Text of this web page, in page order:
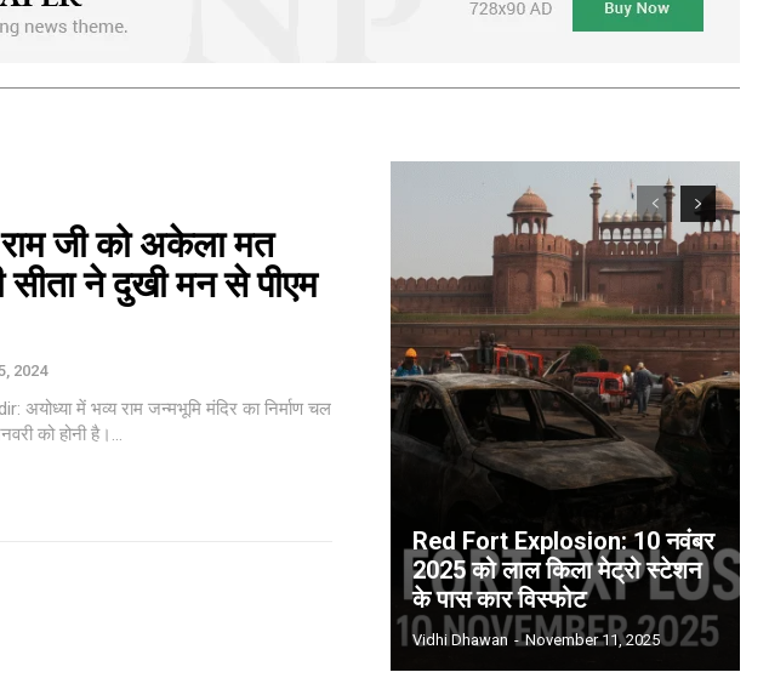
जी को अकेला मत
सीता ने दुखी मन से पीएम
2024
में भव्य राम जन्मभूमि मंदिर का निर्माण चल
को होनी है।...
Red Fort Explosion: 10 नवंबर
2025 को लाल किला मेट्रो स्टेशन
के पास कार विस्फोट
Vidhi Dhawan - November 11, 2025